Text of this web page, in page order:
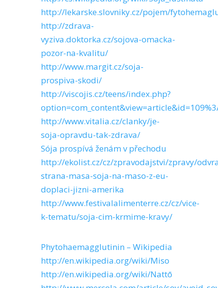
http://lekarske.slovniky.cz/pojem/
http://zdrava-
vyziva.doktorka.cz/sojova-omacka-
pozor-na-kvalitu/
http://www.margit.cz/soja-
prospiva-skodi/
http://viscojis.cz/teens/index.php?
http://www.vitalia.cz/clanky/je-
soja-opravdu-tak-zdrava/
Sója prospívá ženám v přechodu
http://ekolist.cz/cz/zpravodajstvi/zpravy/
strana-masa-soja-na-maso-z-eu-
doplaci-jizni-amerika
http://www.festivalalimenterre.cz/cz/vice-
k-tematu/soja-cim-krmime-kravy/
Phytohaemagglutinin – Wikipedia
http://en.wikipedia.org/wiki/Miso
http://en.wikipedia.org/wiki/Nattō